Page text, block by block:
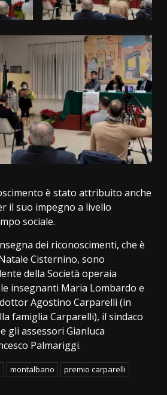
è stato attribuito anche
il suo impegno a livello
sociale.
dei riconoscimenti, che è
Cisternino, sono
della Società operaia
insegnanti Maria Lombardo e
Agostino Carparelli (in
famiglia Carparelli), il sindaco
gli assessori Gianluca
Palmariggi.
montalbano
premio carparelli